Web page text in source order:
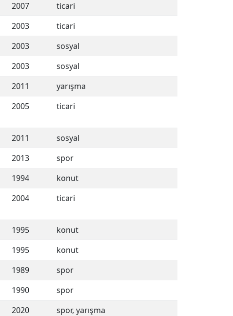
2007
ticari
2003
ticari
2003
sosyal
2003
sosyal
2011
yarışma
2005 ticari
2011
sosyal
2013
spor
1994
konut
2004 ticari
1995
konut
1995
konut
1989
spor
1990
spor
2020
spor, yarışma